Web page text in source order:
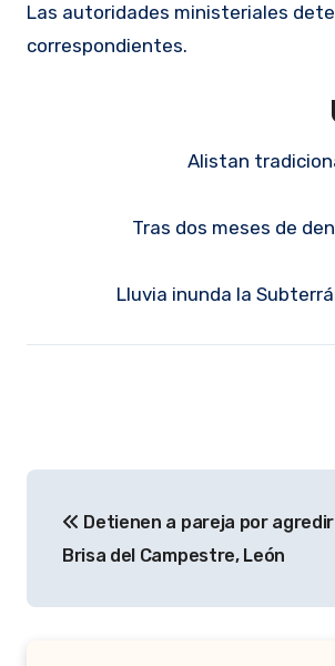
Las autoridades ministeriales
correspondientes.
Alistan
Tras dos meses de
Lluvia inunda la
de
Detienen a pareja por
Brisa del Campestre, León